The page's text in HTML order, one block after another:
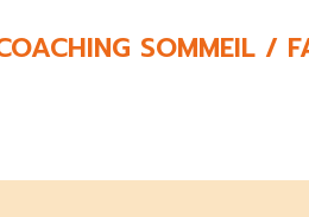
SOMMEIL /